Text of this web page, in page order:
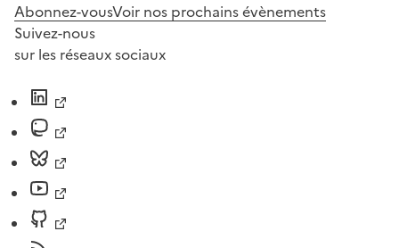
Abonnez-vousVoir nos prochains évènements
Suivez-nous
sur les réseaux sociaux